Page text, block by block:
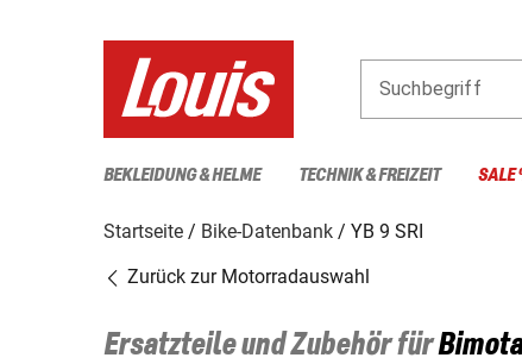
Suchbegriff
BEKLEIDUNG & HELME TECHNIK & FREIZEIT SALE
Startseite Bike-Datenbank
YB 9 SRI
Zurück zur Motorradauswahl
Ersatzteile und Zubehör fürBimota